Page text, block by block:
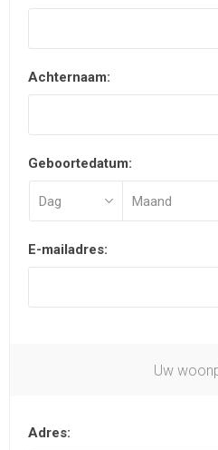
Achternaam:
Geboortedatum:
E-mailadres:
Uw
Adres: